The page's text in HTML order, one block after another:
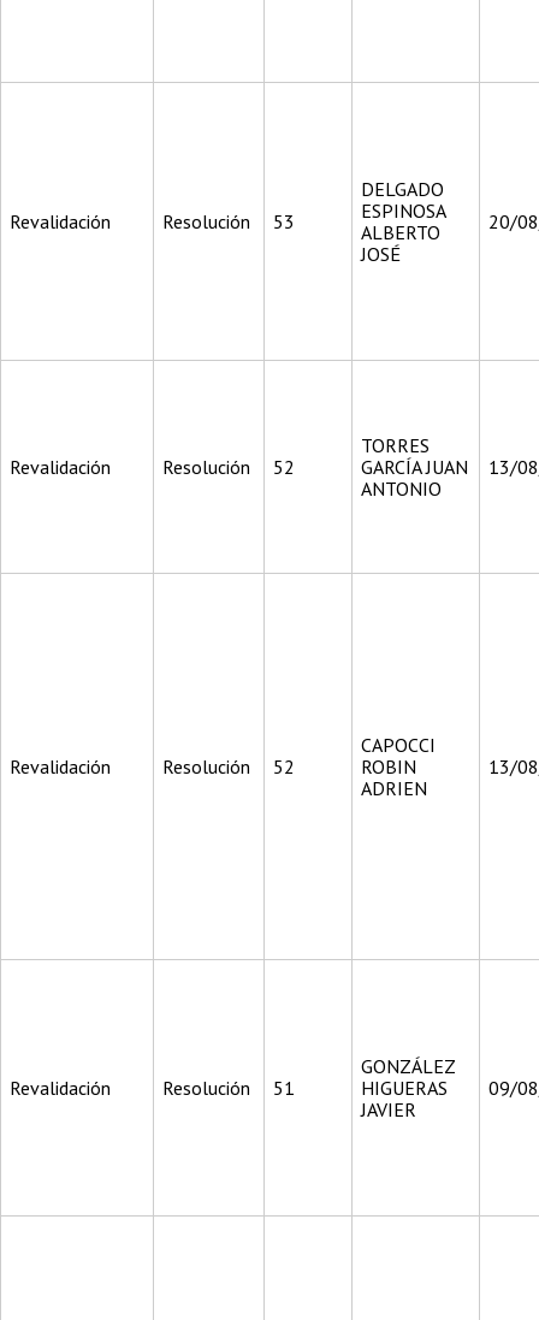
Revalidación Resolución 53
DELGADO
ESPINOSA
ALBERTO
JOSÉ
20/
Revalidación Resolución 52
TORRES
GARCÍA JUAN
ANTONIO
13/
Revalidación Resolución 52
CAPOCCI
ROBIN
ADRIEN
13/
Revalidación Resolución 51
GONZÁLEZ
HIGUERAS
JAVIER
09/